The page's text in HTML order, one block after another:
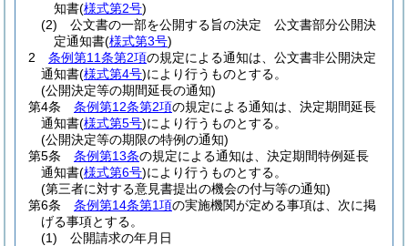
知書(様式第2号)
(2)
公文書の一部を公開する旨の決定 公文書部分公開決
定通知書(様式第3号)
2
条例第11条第2項の規定による通知は、公文書非公開決定
通知書(様式第4号)により行うものとする。
(公開決定等の期間延長の通知)
第4条
条例第12条第2項の規定による通知は、決定期間延長
通知書(様式第5号)により行うものとする。
(公開決定等の期限の特例の通知)
第5条
条例第13条の規定による通知は、決定期間特例延長
通知書(様式第6号)により行うものとする。
(第三者に対する意見書提出の機会の付与等の通知)
第6条
条例第14条第1項の実施機関が定める事項は、次に掲
げる事項とする。
(1)
公開請求の年月日